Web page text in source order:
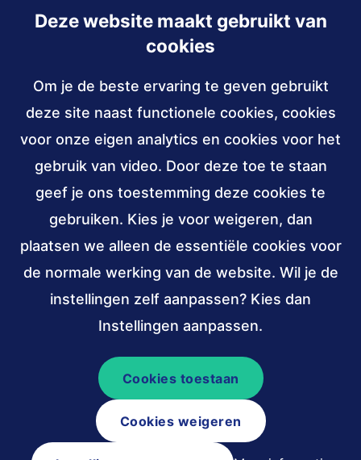
Deze website maakt gebruikt van
cookies
Om je de beste ervaring te geven gebruikt
deze site naast functionele cookies, cookies
voor onze eigen analytics en cookies voor het
gebruik van video. Door deze toe te staan
geef je ons toestemming deze cookies te
gebruiken. Kies je voor weigeren, dan
plaatsen we alleen de essentiële cookies voor
de normale werking van de website. Wil je de
instellingen zelf aanpassen? Kies dan
Instellingen aanpassen.
Cookies toestaan
Cookies weigeren
Inschrijven
Contact
030 - 239 82 70
info@accessibility.nl (verzendt
email)
Sociale
media
LinkedIn
van
Stichting
Accessibility
van
Stichting
Accessibility
(externe
Verbonden
ANBI,
public
institutions
W3C
membership
© 2026 Stichting Accessibility
Algemene voorwaarden
Colofon
Privacy en cookieverklaring
Sitemap